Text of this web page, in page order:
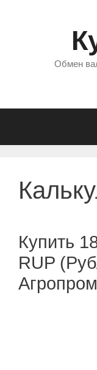
Обмен
Купить
RUP